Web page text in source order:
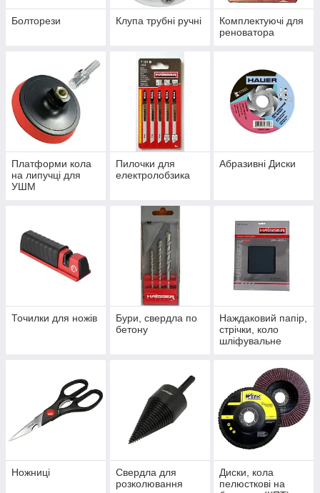
Болторези Клупа трубні ручні
Комплектуючі для
реноватора
Платформи кола
на липучці для
УШМ
Пилочки для
електролобзика
Абразивні Диски
Точилки для ножів
Бури, свердла по
бетону
Наждаковий папір,
стрічки, коло
шліфувальне
Ножниці
Свердла для
розколювання
Диски, кола
пелюсткові на